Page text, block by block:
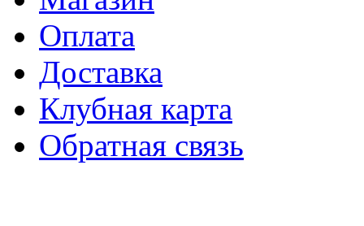
Оплата
Доставка
Клубная карта
Обратная связь